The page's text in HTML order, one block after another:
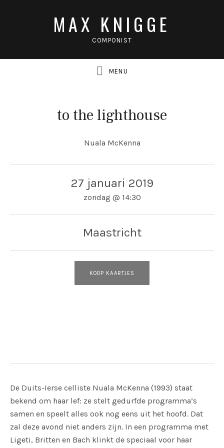
MAX KNIGGE
COMPONIST
to the lighthouse
Nuala McKenna
27 januari 2019
zondag @ 14:30
Maastricht
KOOP KAARTJES
De Duits-Ierse celliste Nuala McKenna (1993) staat
bekend om haar lef: ze stelt gedurfde programma’s
samen en speelt alles ook nog eens uit het hoofd. Dat
zal deze avond niet anders zijn. In een programma met
Ligeti, Britten en Bach klinkt de speciaal voor haar